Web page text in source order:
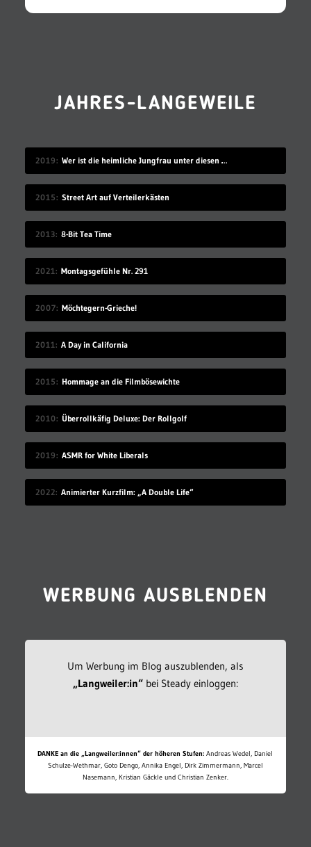
JAHRES-LANGEWEILE
2019 Wer ist die heimliche Jungfrau unter diesen 7 Sex-Erprobten?
2015 Street Art auf Verteilerkästen
2013 8-Bit Tea Time
2021 Montagsgefühle Nr. 291
2007 Möchtegern-Grieche!
2011 A Day in California
2015 Hommage an die Filmbösewichte
2010 Überrollkäfig Deluxe: Der Rollgolf
2019 ASMR for White Liberals
2022 Animierter Kurzfilm: „A Double Life“
WERBUNG AUSBLENDEN
Um Werbung im Blog auszublenden, als
„Langweiler:in“bei Steady einloggen:
DANKE an die „Langweiler:innen“ der höheren Stufen: Andreas Wedel, Daniel
Schulze-Wethmar, Goto Dengo, Annika Engel, Dirk Zimmermann, Marcel
Nasemann, Kristian Gäckle und Christian Zenker.